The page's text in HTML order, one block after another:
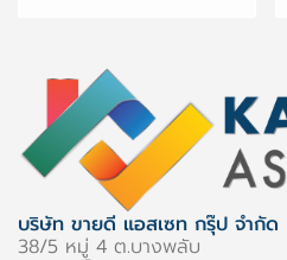
บริษัท ขายดี แอสเซท กรุ๊ป จำกัด
38/5 หมู่ 4 ต.บางพลับ